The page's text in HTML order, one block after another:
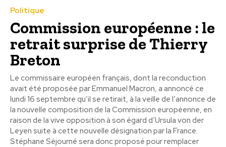
Politique
Commission européenne : le
retrait surprise de Thierry
Breton
Le commissaire européen français, dont la reconduction
avait été proposée par Emmanuel Macron, a annoncé ce
lundi 16 septembre qu’il se retirait, à la veille de l’annonce de
la nouvelle composition de la Commission européenne, en
raison de la vive opposition à son égard d’Ursula von der
Leyen suite à cette nouvelle désignation par la France.
Stéphane Séjourné sera donc proposé pour remplacer